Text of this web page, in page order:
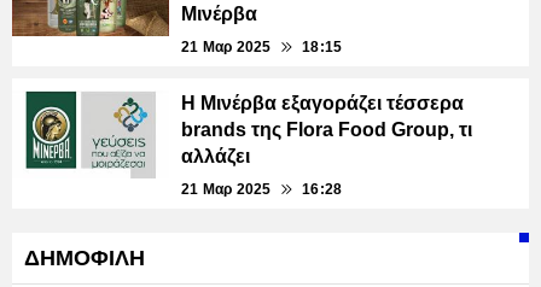
Μινέρβα
21 Μαρ 2025 18:15
H Μινέρβα εξαγοράζει τέσσερα
brands της Flora Food Group, τι
αλλάζει
21 Μαρ 2025 16:28
ΔΗΜΟΦΙΛΗ